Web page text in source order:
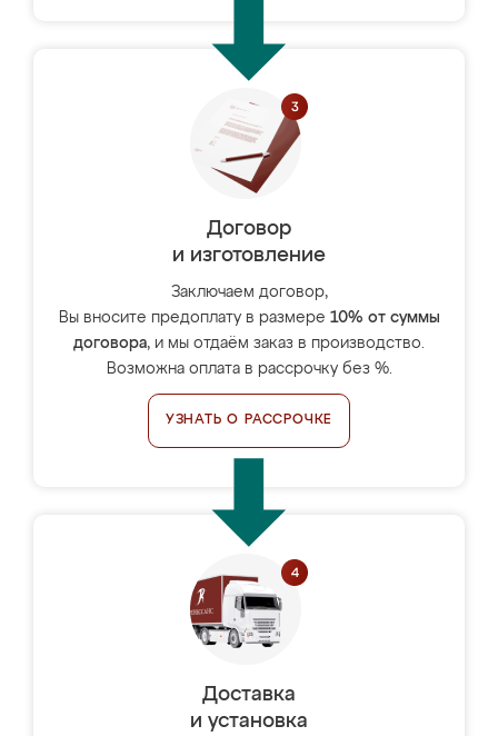
Договор
и изготовление
Заключаем договор,
Вы вносите предоплату в размере 10% от суммы
договора, и мы отдаём заказ в производство.
Возможна оплата в рассрочку без %.
УЗНАТЬ О РАССРОЧКЕ
Доставка
и установка